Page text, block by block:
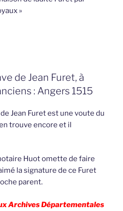
»
de Jean Furet, à
: Angers 1515
Jean Furet est une voute du
trouve encore et il
Huot omette de faire
la signature de ce Furet
parent.
Archives Départementales